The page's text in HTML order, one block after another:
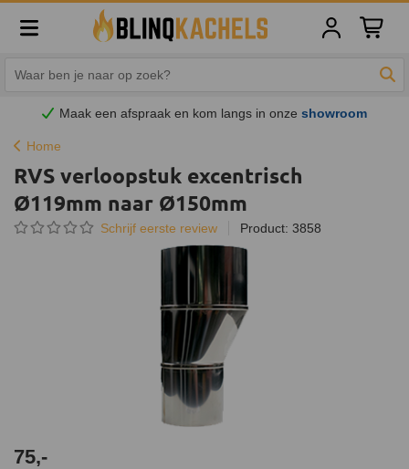
Maak een afspraak en kom langs in onzeshowroom
Home
RVS verloopstuk excentrisch
Ø119mm naar Ø150mm
Schrijf eerste review Product: 3858
75,-